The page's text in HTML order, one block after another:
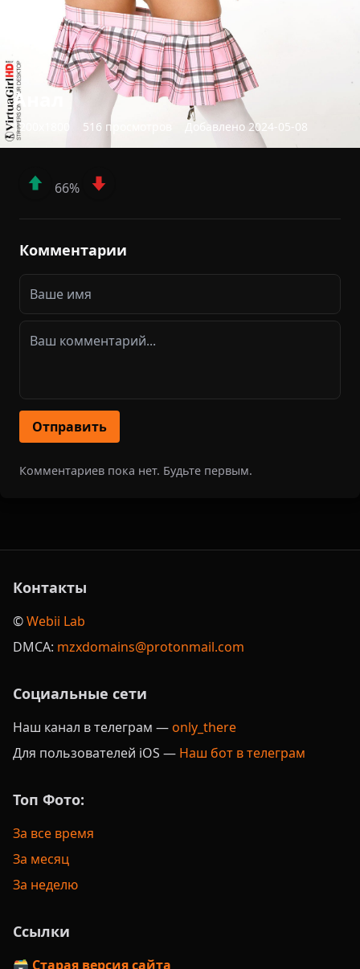
Анал
1200x1800 516 просмотров Добавлено 2024-05-08
66%
Комментарии
Отправить
Комментариев пока нет. Будьте первым.
Контакты
©️Webii Lab
DMCA: mzxdomains@protonmail.com
Социальные сети
Наш канал в телеграм —only_there
Для пользователей iOS — Наш бот в телеграм
Топ Фото:
За все время
За месяц
За неделю
Ссылки
🗃️ Старая версия сайта